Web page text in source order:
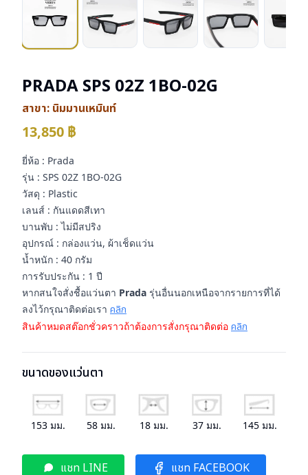
PRADA SPS 02Z 1BO-02G
สาขา: นิมมานเหมินท์
13,850 ฿
ยี่ห้อ : Prada
รุ่น : SPS 02Z 1BO-02G
วัสดุ : Plastic
เลนส์ : กันแดดสีเทา
บานพับ : ไม่มีสปริง
อุปกรณ์ : กล่องแว่น, ผ้าเช็ดแว่น
น้ำหนัก : 40 กรัม
การรับประกัน : 1 ปี
หากสนใจสั่งชื้อแว่นตา Prada รุ่นอื่นนอกเหนือจากรายการที่ได้
ลงไว้กรุณาติดต่อเรา คลิก
สินค้าหมดสต๊อกชั่วคราวถ้าต้องการสั่งกรุณาติดต่อ คลิก
ขนาดของแว่นตา
153 มม. 58 มม. 18มม. 37มม. 145มม.
แชท LINE แชท FACEBOOK